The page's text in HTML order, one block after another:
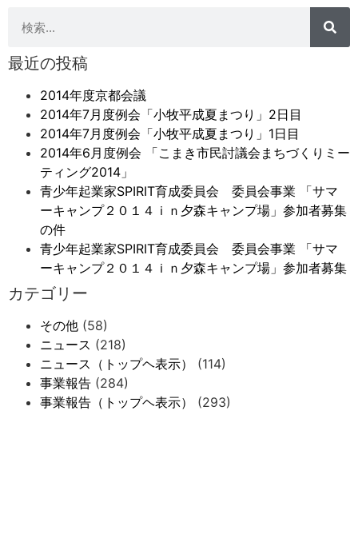
最近の投稿
2014年度京都会議
2014年7月度例会「小牧平成夏まつり」2日目
2014年7月度例会「小牧平成夏まつり」1日目
2014年6月度例会 「こまき市民討議会まちづくりミー
ティング2014」
青少年起業家SPIRIT育成委員会 委員会事業 「サマ
ーキャンプ２０１４ｉｎ夕森キャンプ場」参加者募集
の件
青少年起業家SPIRIT育成委員会 委員会事業 「サマ
ーキャンプ２０１４ｉｎ夕森キャンプ場」参加者募集
カテゴリー
その他 (58)
ニュース (218)
ニュース（トップヘ表示）
(114)
事業報告 (284)
事業報告（トップヘ表示）
(293)